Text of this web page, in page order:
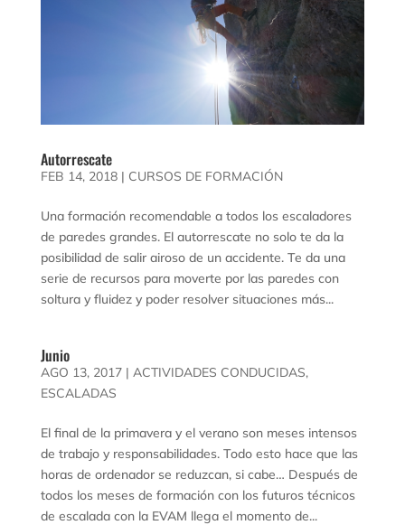
Autorrescate
FEB 14, 2018| CURSOS DE FORMACIÓN
Una formación recomendable a todos los escaladores
de paredes grandes. El autorrescate no solo te da la
posibilidad de salir airoso de un accidente. Te da una
serie de recursos para moverte por las paredes con
soltura y fluidez y poder resolver situaciones más...
Junio
AGO 13, 2017| ACTIVIDADES CONDUCIDAS,
ESCALADAS
El final de la primavera y el verano son meses intensos
de trabajo y responsabilidades. Todo esto hace que las
horas de ordenador se reduzcan, si cabe… Después de
todos los meses de formación con los futuros técnicos
de escalada con la EVAM llega el momento de...